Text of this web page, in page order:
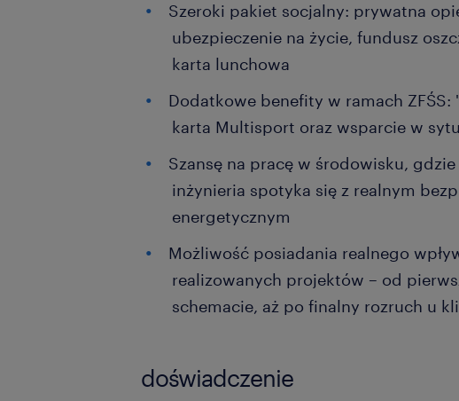
Szeroki pakiet socjalny: prywatna
ubezpieczenie na życie, fundusz
karta lunchowa
Dodatkowe benefity w ramach ZFŚS:
karta Multisport oraz wsparcie w
Szansę na pracę w środowisku,
inżynieria spotyka się z realnym
energetycznym
Możliwość posiadania realnego
realizowanych projektów – od
schemacie, aż po finalny rozruch u
doświadczenie